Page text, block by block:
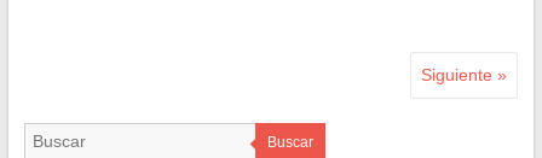
Siguiente »
Buscar